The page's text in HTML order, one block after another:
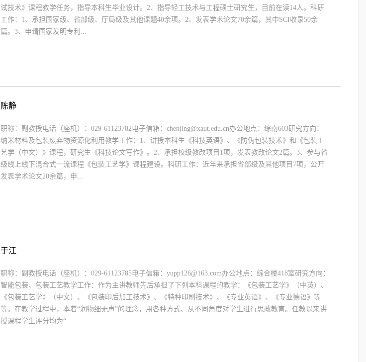
试技术》课程教学任务，指导本科生毕业设计。2、指导轻工技术与工程硕士研究生，目前在读14人。科研
工作：1、承担国家级、省部级、厅局级及其他课题40余项。2、发表学术论文70余篇，其中SCI收录50余
篇。3、申请国家发明专利...
陈静
职称：副教授电话（座机）：029-61123782电子信箱：chenjing@xaut.edu.cn办公地点：综南603研究方向：
纳米材料及包装废弃物资源化利用教学工作：1、讲授本科生《科技英语》、《防伪包装技术》和《包装工
艺学（中文）》课程，研究生《科技论文写作》。2、承担校级教改项目1项，发表教改论文2篇。3、参与省
级线上线下混合式一流课程《包装工艺学》课程建设。科研工作：近年来承担省部级及其他项目7项，公开
发表学术论文20余篇，申...
于江
职称：副教授电话（座机）：029-61123785电子信箱：yupp126@163.com办公地点：综合楼418室研究方向：
智能包装、包装工艺教学工作：作为主讲教师先后承担了下列本科课程的教学：《包装工艺学》（中英）、
《包装工艺学》（中文）、《包装印后加工技术》、《特种印刷技术》、《专业英语》、《专业德语》等
等。在教学过程中，本着“润物细无声”的理念，用各种方式、从不同角度对学生进行思政教育。任教以来讲
授课程学生评分均为“...